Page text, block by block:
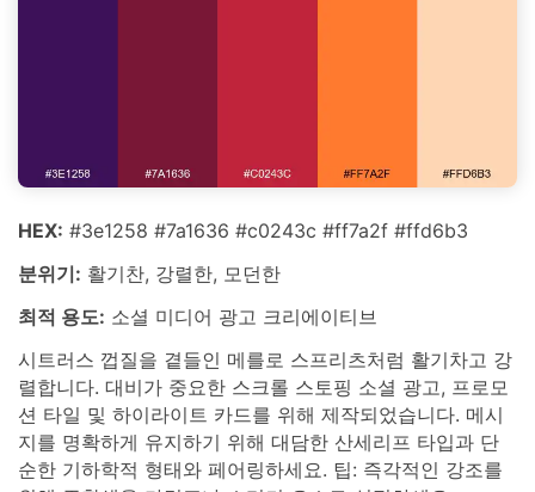
HEX: #3e1258 #7a1636 #c0243c #ff7a2f #ffd6b3
분위기: 활기찬, 강렬한, 모던한
최적 용도: 소셜 미디어 광고 크리에이티브
시트러스 껍질을 곁들인 메를로 스프리츠처럼 활기차고 강
렬합니다. 대비가 중요한 스크롤 스토핑 소셜 광고, 프로모
션 타일 및 하이라이트 카드를 위해 제작되었습니다. 메시
지를 명확하게 유지하기 위해 대담한 산세리프 타입과 단
순한 기하학적 형태와 페어링하세요. 팁: 즉각적인 강조를